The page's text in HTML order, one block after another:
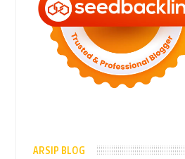
ARSIP BLOG